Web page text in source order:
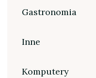
Gastronomia
Inne
Komputery